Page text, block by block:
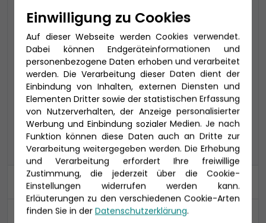
Wählen Sie Ihre gewünschte
Kategorie
COMFORT ALL IN PREMIUM ALL IN
PREMIUM
CLASSIC
ALL IN
CLASSIC
Kabine
An- und Abreise
Einwilligung zu Cookies
Auf dieser Webseite werden Cookies verwendet.
Dabei können Endgeräteinformationen und
personenbezogene Daten erhoben und verarbeitet
werden. Die Verarbeitung dieser Daten dient der
Einbindung von Inhalten, externen Diensten und
Elementen Dritter sowie der statistischen Erfassung
von Nutzerverhalten, der Anzeige personalisierter
Werbung und Einbindung sozialer Medien. Je nach
Funktion können diese Daten auch an Dritte zur
Verarbeitung weitergegeben werden. Die Erhebung
und Verarbeitung erfordert Ihre freiwillige
Zustimmung, die jederzeit über die Cookie-
Einstellungen widerrufen werden kann.
Erläuterungen zu den verschiedenen Cookie-Arten
finden Sie in der Datenschutzerklärung.